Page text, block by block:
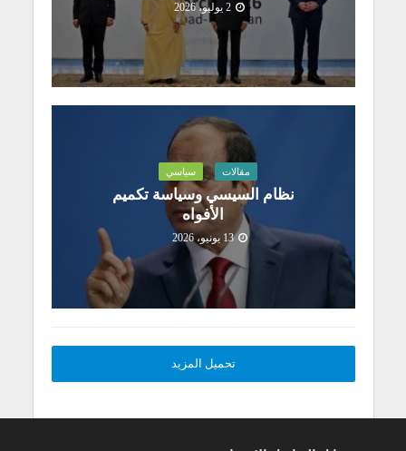
2 يوليو، 2026
مقالات سياسي
نظام السيسي وسياسة تكميم
الأفواه
13 يونيو، 2026
تحميل المزيد